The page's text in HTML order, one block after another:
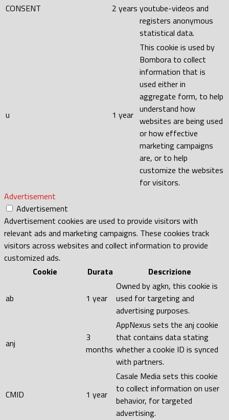
CONSENT 2 years youtube-videos and
registers anonymous
statistical data.
u 1 year
This cookie is used by
Bombora to collect
information that is
used either in
aggregate form, to help
understand how
websites are being used
or how effective
marketing campaigns
are, or to help
customize the websites
for visitors.
Advertisement
Advertisement
Advertisement cookies are used to provide visitors with
relevant ads and marketing campaigns. These cookies track
visitors across websites and collect information to provide
customized ads.
Cookie
Durata Descrizione
ab 1 year
Owned by agkn, this cookie is
used for targeting and
advertising purposes.
anj
3
months
AppNexus sets the anj cookie
that contains data stating
whether a cookie ID is synced
with partners.
CMID 1 year
Casale Media sets this cookie
to collect information on user
behavior, for targeted
advertising.